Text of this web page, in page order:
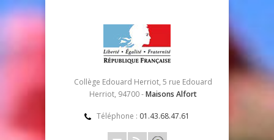
Collège Edouard Herriot, 5 rue Edouard
Herriot, 94700 -Maisons Alfort
Téléphone : 01.43.68.47.61